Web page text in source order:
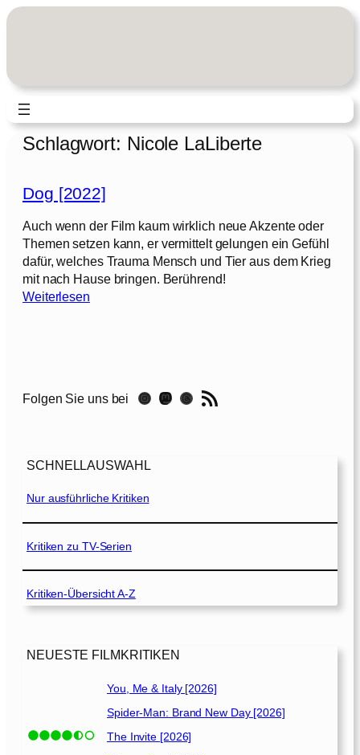
Zum
Schlagwort: Nicole LaLiberte
Dog [2022]
Auch wenn der Film kaum wirklich neue Akzente oder
Themen setzen kann, er vermittelt gelungen ein Gefühl
dafür, welches Trauma Mensch und Tier aus dem Krieg
mit nach Hause bringen. Berührend!
Weiterlesen:
0
Folgen Sie uns bei Instagram Mastodon Threads RSS-Feed
SCHNELLAUSWAHL
Nur ausführliche Kritiken
Kritiken zu TV-Serien
Kritiken-Übersicht A-Z
NEUESTE FILMKRITIKEN
You, Me & Italy [2026]
Spider-Man: Brand New Day [2026]
The Invite [2026]